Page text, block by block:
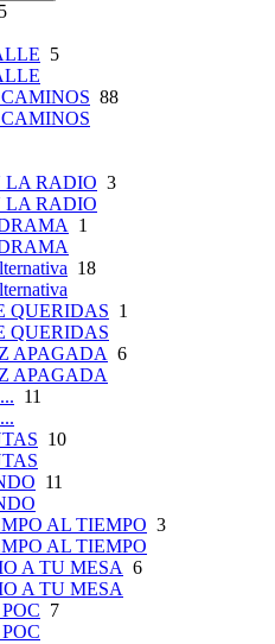
5
88
LA RADIO 3
LA RADIO
1
18
QUERIDAS 1
QUERIDAS
APAGADA 6
APAGADA
11
10
11
AL TIEMPO 3
AL TIEMPO
A TU MESA 6
A TU MESA
7